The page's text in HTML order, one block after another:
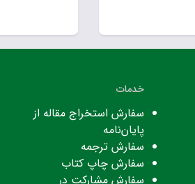
خدمات
سفارش استخراج مقاله از
پایان‌نامه
سفارش ترجمه
سفارش چاپ کتاب
سفارش مشارکت در